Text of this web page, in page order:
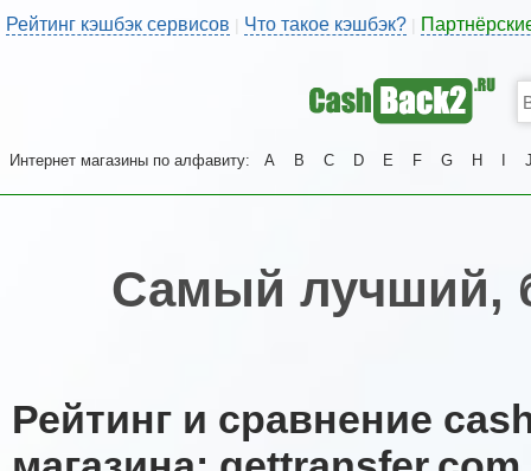
Рейтинг кэшбэк сервисов | Что такое кэшбэк?
Интернет магазины по алфавиту: A B C D E F G H
Самый лучший,
Рейтинг и сравнение